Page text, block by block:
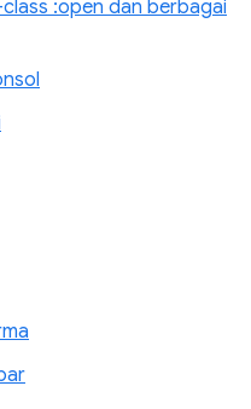
:open dan berbagai